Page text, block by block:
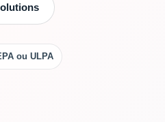
ou ULPA